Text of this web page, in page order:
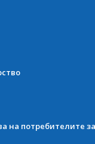
на потребителите